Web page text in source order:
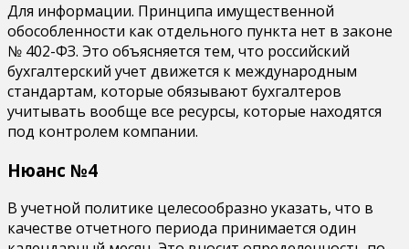
Для информации. Принципа имущественной
обособленности как отдельного пункта нет в законе
№ 402-ФЗ. Это объясняется тем, что российский
бухгалтерский учет движется к международным
стандартам, которые обязывают бухгалтеров
учитывать вообще все ресурсы, которые находятся
под контролем компании.
Нюанс №4
В учетной политике целесообразно указать, что в
качестве отчетного периода принимается один